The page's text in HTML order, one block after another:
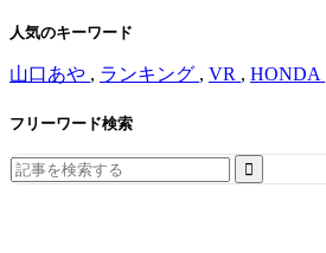
人気のキーワード
山口あや , ランキング , VR , HONDA
フリーワード検索
Search
for: